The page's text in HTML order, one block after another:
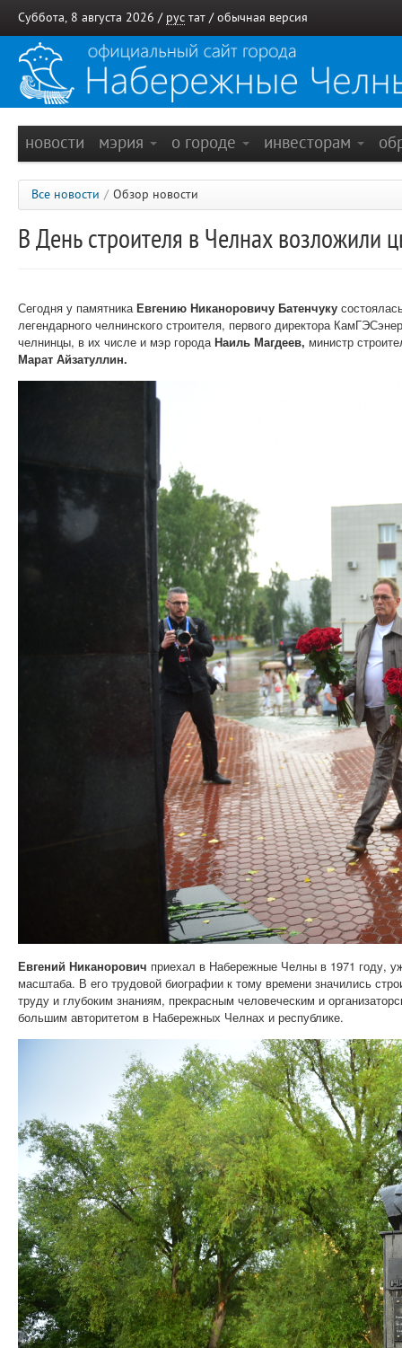
Суббота, 8 августа 2026 / рус тат / обычная версия
новости мэрия о городе инвесторам
Все новости / Обзор новости
В День строителя в Челнах возложили
Сегодня у памятникаЕвгению Никаноровичу Батенчуку
легендарного челнинского строителя, первого директора
челнинцы, в их числе и мэр городаНаиль Магдеев, министр
Марат Айзатуллин.
Евгений Никанорович приехал в Набережные Челны в 1971 году,
масштаба. В его трудовой биографии к тому времени значились
труду и глубоким знаниям, прекрасным человеческим и
большим авторитетом в Набережных Челнах и республике.